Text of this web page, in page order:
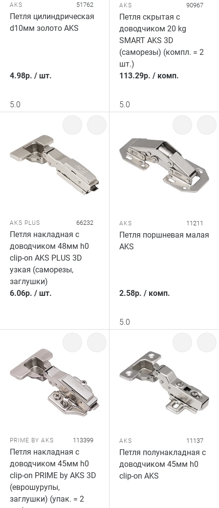
AKS 51762
Петля цилиндрическая
d10мм золото AKS
4.98р. / шт.
5.0
AKS 90967
Петля скрытая с
доводчиком 20 kg
SMART AKS 3D
(саморезы) (компл. = 2
шт.)
113.29р. / комп.
5.0
AKS PLUS 66232
Петля накладная с
доводчиком 48мм h0
clip-on AKS PLUS 3D
узкая (саморезы,
заглушки)
6.06р. / шт.
AKS 11211
Петля поршневая малая
AKS
2.58р. / комп.
5.0
PRIME BY AKS 113399
Петля накладная с
доводчиком 45мм h0
clip-on PRIME by AKS 3D
(еврошурупы,
заглушки) (упак. = 2
AKS 11137
Петля полунакладная с
доводчиком 45мм h0
clip-on AKS